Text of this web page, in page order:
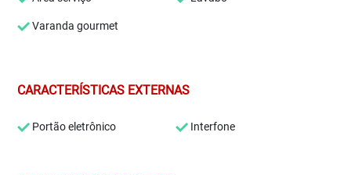
Varanda gourmet
CARACTERÍSTICAS EXTERNAS
Portão eletrônico Interfone